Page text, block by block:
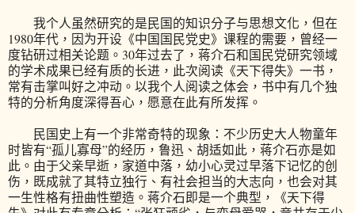
我个人虽然研究的是民国的知识分子与思想文化，但在
1980年代，因为开设《中国国民党史》课程的需要，曾经一
度钻研过相关论题。30年过去了，蒋介石和国民党研究领域
的学术成果已经有质的长进，此次阅读《天下得失》一书，
常有击掌叫好之冲动。以我个人阅读之体会，书中有几个独
特的分析角度深得吾心，愿意在此有所发挥。
民国史上有一个非常奇特的现象：不少历史大人物童年
时皆有“孤儿寡母”的经历，鲁迅、胡适如此，蒋介石亦是如
此。由于父亲早逝，家道中落，幼小心灵过早落下记忆的创
伤，既成就了其特立独行、有社会担当的大志向，也会对其
一生性格有扭曲性塑造。蒋介石即是一个典型，《天下得